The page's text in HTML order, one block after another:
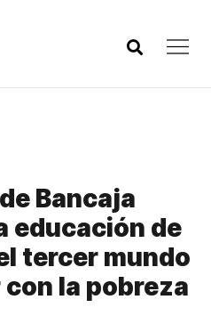
Bancaja
educación de
tercer mundo
la pobreza